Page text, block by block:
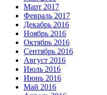
Март 2017
Февраль 2017
Декабрь 2016
Ноябрь 2016
Октябрь 2016
Сентябрь 2016
Август 2016
Июль 2016
Июнь 2016
Май 2016